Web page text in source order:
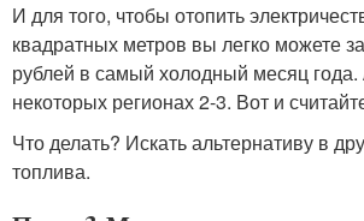
И для того, чтобы отопить
квадратных метров вы легко можете
рублей в самый холодный месяц года.
некоторых регионах 2-3. Вот и
Что делать? Искать альтернативу в
топлива.